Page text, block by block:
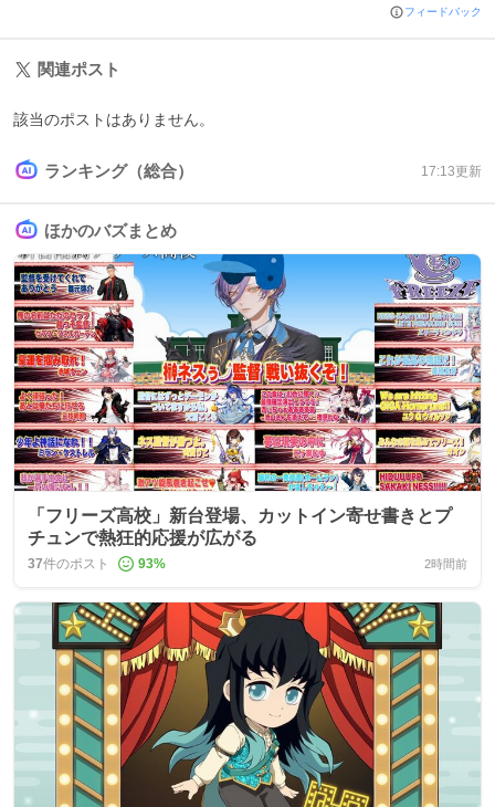
フィードバック
関連ポスト
該当のポストはありません。
ランキング（総合） 17:13更新
ほかのバズまとめ
「フリーズ高校」新台登場、カットイン寄せ書きとプ
チュンで熱狂的応援が広がる
37件のポスト 93% 2時間前